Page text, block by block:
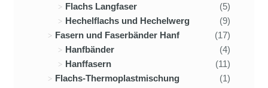
Flachs Langfaser
(5)
Hechelflachs und Hechelwerg
(9)
Fasern und Faserbänder Hanf
(17)
Hanfbänder
(4)
Hanffasern
(11)
Flachs-Thermoplastmischung
(1)